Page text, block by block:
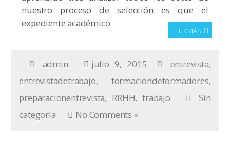
nuestro proceso de selección es que el
expediente académico
LEER MÁS
admin julio 9, 2015 entrevista,
entrevistadetrabajo, formaciondeformadores,
preparacionentrevista, RRHH,trabajo
Sin
categoría
No Comments »